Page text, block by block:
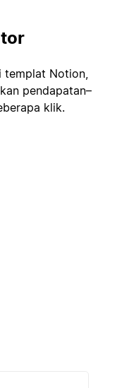
templat Notion,
pendapatan–
klik.